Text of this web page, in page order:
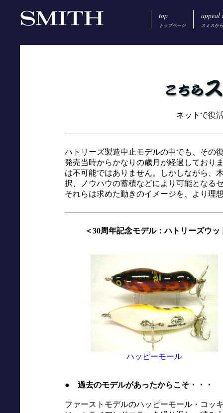
top
トップページ
appeal
スミスか
ネットで復
ハトリーズ製造中止モデルの中でも、その
発売当時からかなりの歳月が経過しており
は不可能ではありません。しかしながら、
択、ノウハウの蓄積などにより可能となる
それらは求めた動きのイメージを、より理
＜30周年記念モデル：ハトリーズウ
ハッピーモール
● 過去のモデルがあったからこそ・・・
ファーストモデルのハッピーモール・コッ